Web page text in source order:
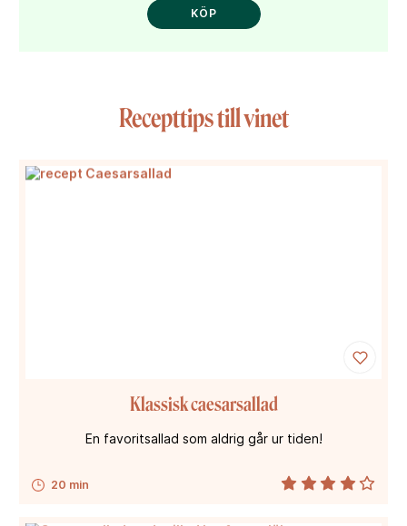
KÖP
Recepttips till vinet
20 min
Klassisk caesarsallad
En favoritsallad som aldrig går ur tiden!